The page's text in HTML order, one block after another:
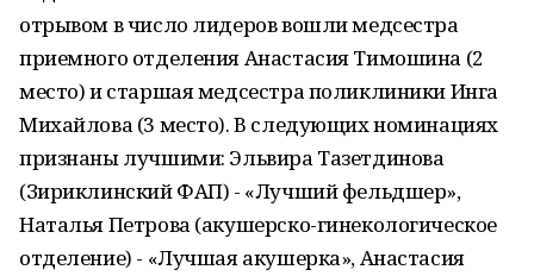
отрывом в число лидеров вошли медсестра
приемного отделения Анастасия Тимошина (2
место) и старшая медсестра поликлиники Инга
Михайлова (3 место). В следующих номинациях
признаны лучшими: Эльвира Тазетдинова
(Зириклинский ФАП) - «Лучший фельдшер»,
Наталья Петрова (акушерско-гинекологическое
отделение) - «Лучшая акушерка», Анастасия